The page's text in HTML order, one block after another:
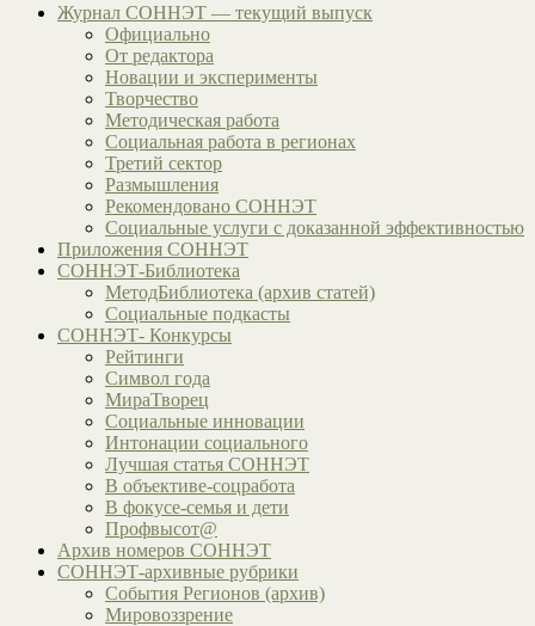
Журнал СОННЭТ — текущий выпуск
Официально
От редактора
Новации и эксперименты
Творчество
Методическая работа
Социальная работа в регионах
Третий сектор
Размышления
Рекомендовано СОННЭТ
Социальные услуги с доказанной эффективностью
Приложения СОННЭТ
СОННЭТ-Библиотека
МетодБиблиотека (архив статей)
Социальные подкасты
СОННЭТ- Конкурсы
Рейтинги
Символ года
МираТворец
Социальные инновации
Интонации социального
Лучшая статья СОННЭТ
В объективе-соцработа
В фокусе-семья и дети
Профвысот@
Архив номеров СОННЭТ
СОННЭТ-архивные рубрики
События Регионов (архив)
Мировоззрение